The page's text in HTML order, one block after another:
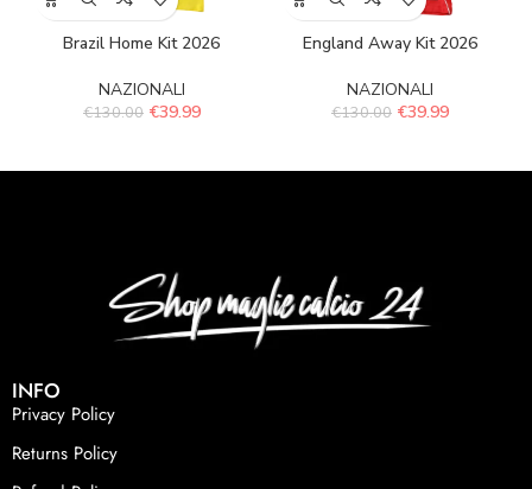
Brazil Home Kit 2026
NAZIONALI
€130.00 €39.99
England Away Kit 2026
NAZIONALI
€130.00 €39.99
INFO
Privacy Policy
Returns Policy